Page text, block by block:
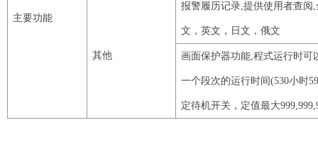
主要功能
其他
报警履历记录,提供使用者查阅
文，英文，日文，俄文
画面保护器功能,程式运行时可
一个段次的运行时间(530小时
定待机开关，定值最大999,999,